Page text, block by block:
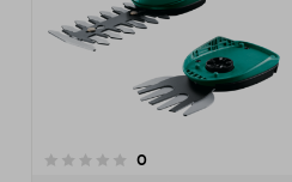
0recensioner
0.0 av 5 stjärnor